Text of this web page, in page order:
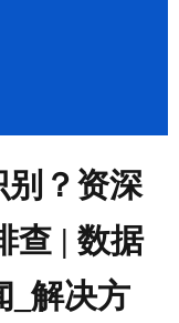
？资深
查 | 数据
_解决方